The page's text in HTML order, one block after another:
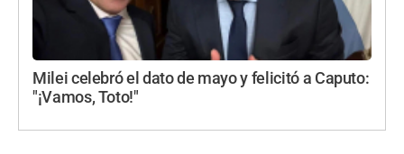
Milei celebró el dato de mayo y felicitó a Caputo:
"¡Vamos, Toto!"